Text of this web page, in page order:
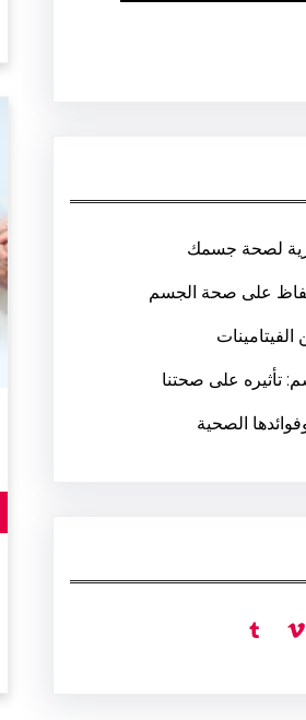
لصحة جسمك
تأثيره على صحتنا
الصحية
فيميو تمبلر